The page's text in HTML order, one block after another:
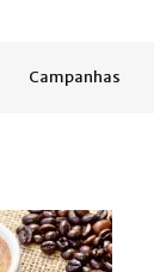
Campanhas